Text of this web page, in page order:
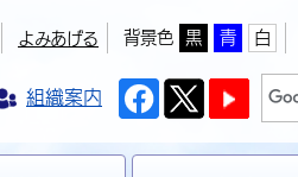
よみあげる 背景色 黒 青 白
組織案内